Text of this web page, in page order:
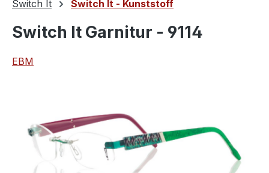
Switch It Switch It - Kunststoff
Switch It Garnitur - 9114
EBM